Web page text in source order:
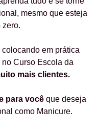
mesmo que esteja
zero.
em prática
Curso Escola da
mais clientes.
para vocêque deseja
como Manicure.